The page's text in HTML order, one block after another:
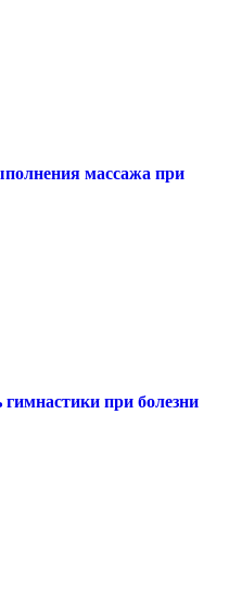
массажа при
при болезни